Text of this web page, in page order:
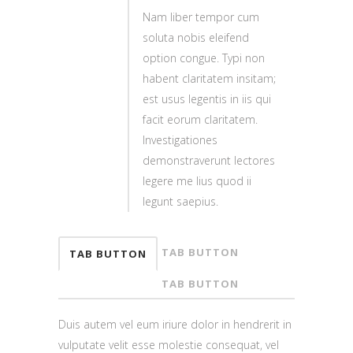
Nam liber tempor cum
soluta nobis eleifend
option congue. Typi non
habent claritatem insitam;
est usus legentis in iis qui
facit eorum claritatem.
Investigationes
demonstraverunt lectores
legere me lius quod ii
legunt saepius.
TAB BUTTON TAB BUTTON
TAB BUTTON
Duis autem vel eum iriure dolor in hendrerit in
vulputate velit esse molestie consequat, vel